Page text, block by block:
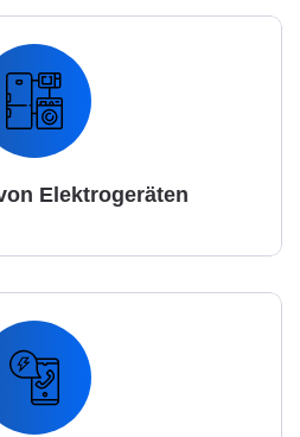
Elektrogeräten